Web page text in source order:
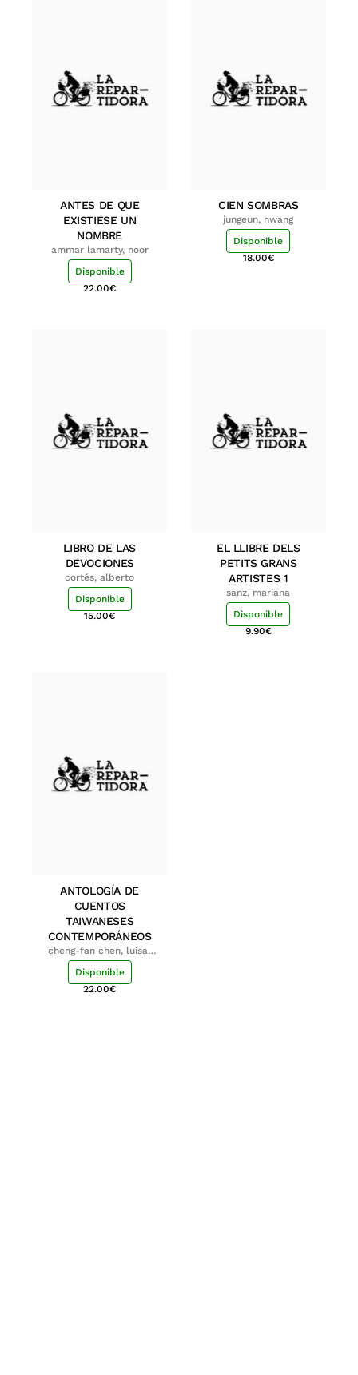
ANTES DE QUE
EXISTIESE UN
NOMBRE
ammar lamarty, noor
Disponible
22.00€
CIEN SOMBRAS
jungeun, hwang
Disponible
18.00€
LIBRO DE LAS
DEVOCIONES
cortés, alberto
Disponible
15.00€
EL LLIBRE DELS
PETITS GRANS
ARTISTES 1
sanz, mariana
Disponible
9.90€
ANTOLOGÍA DE
CUENTOS
TAIWANESES
CONTEMPORÁNEOS
cheng-fan chen, luisa;
shu-ying chang, luisa
Disponible
22.00€